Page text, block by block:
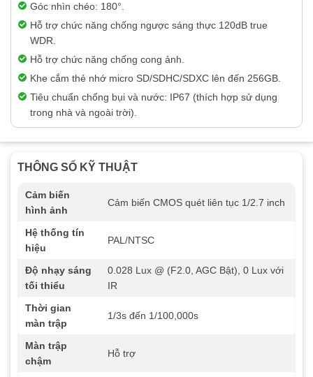
Góc nhìn chéo: 180°.
Hỗ trợ chức năng chống ngược sáng thực 120dB true
WDR.
Hỗ trợ chức năng chống cong ảnh.
Khe cắm thẻ nhớ micro SD/SDHC/SDXC lên đến 256GB.
Tiêu chuẩn chống bụi và nước: IP67 (thích hợp sử dụng
trong nhà và ngoài trời).
THÔNG SỐ KỸ THUẬT
Cảm biến
hình ảnh
Cảm biến CMOS quét liên tục 1/2.7 inch
Hệ thống tín
hiệu
PAL/NTSC
Độ nhạy sáng
tối thiểu
0.028 Lux @ (F2.0, AGC Bật), 0 Lux với
IR
Thời gian
màn trập
1/3s đến 1/100,000s
Màn trập
chậm
Hỗ trợ